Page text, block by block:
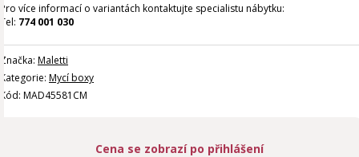
Pro více informací o variantách kontaktujte specialistu nábytku:
Tel: 774 001 030
Značka: Maletti
Kategorie: Mycí boxy
Kód: MAD45581CM
Cena se zobrazí po přihlášení